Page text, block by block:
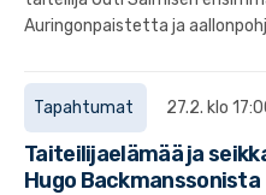
Auringonpaistetta ja
Tapahtumat 27.2. klo
Taiteilijaelämää ja
Hugo Backmanssonista